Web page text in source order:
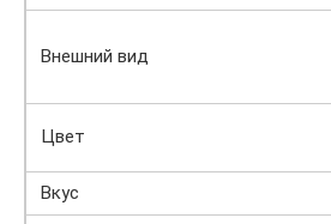
Внешний вид
Цвет
Вкус